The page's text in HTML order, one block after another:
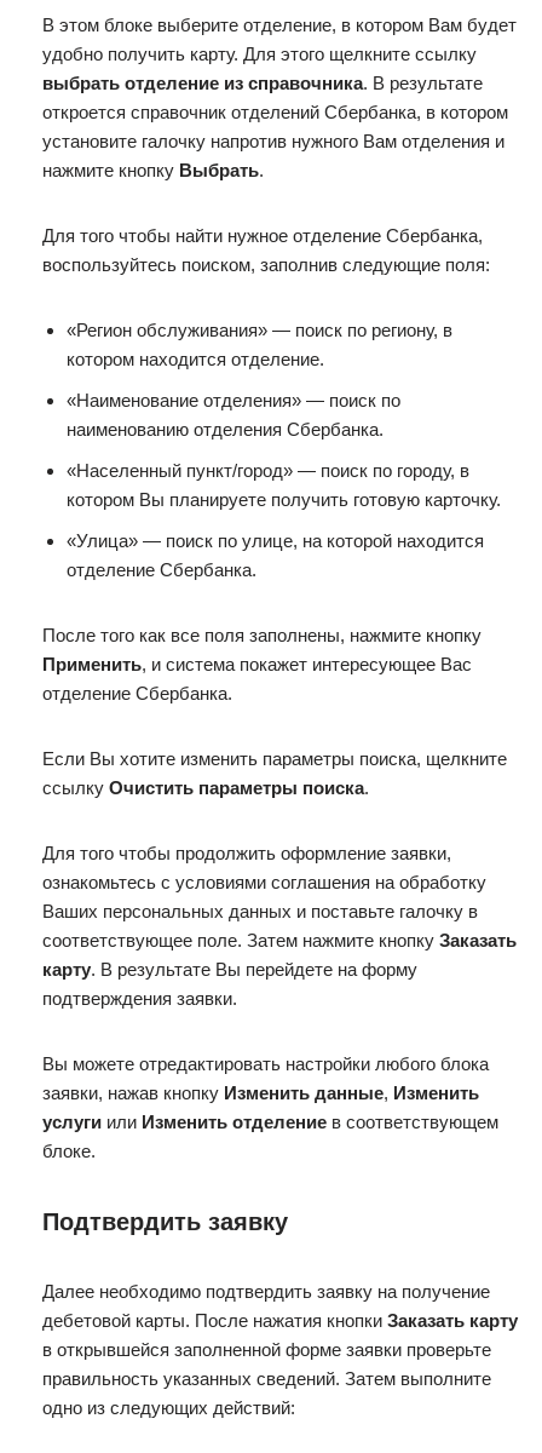
В этом блоке выберите отделение, в котором Вам будет
удобно получить карту. Для этого щелкните ссылку
выбрать отделение из справочника. В результате
откроется справочник отделений Сбербанка, в котором
установите галочку напротив нужного Вам отделения и
нажмите кнопку Выбрать.
Для того чтобы найти нужное отделение Сбербанка,
воспользуйтесь поиском, заполнив следующие поля:
«Регион обслуживания» — поиск по региону, в
котором находится отделение.
«Наименование отделения» — поиск по
наименованию отделения Сбербанка.
«Населенный пункт/город» — поиск по городу, в
котором Вы планируете получить готовую карточку.
«Улица» — поиск по улице, на которой находится
отделение Сбербанка.
После того как все поля заполнены, нажмите кнопку
Применить, и система покажет интересующее Вас
отделение Сбербанка.
Если Вы хотите изменить параметры поиска, щелкните
ссылку Очистить параметры поиска.
Для того чтобы продолжить оформление заявки,
ознакомьтесь с условиями соглашения на обработку
Ваших персональных данных и поставьте галочку в
соответствующее поле. Затем нажмите кнопку Заказать
карту. В результате Вы перейдете на форму
подтверждения заявки.
Вы можете отредактировать настройки любого блока
заявки, нажав кнопку Изменить данные, Изменить
услуги или Изменить отделение в соответствующем
блоке.
Подтвердить заявку
Далее необходимо подтвердить заявку на получение
дебетовой карты. После нажатия кнопки Заказать карту
в открывшейся заполненной форме заявки проверьте
правильность указанных сведений. Затем выполните
одно из следующих действий: